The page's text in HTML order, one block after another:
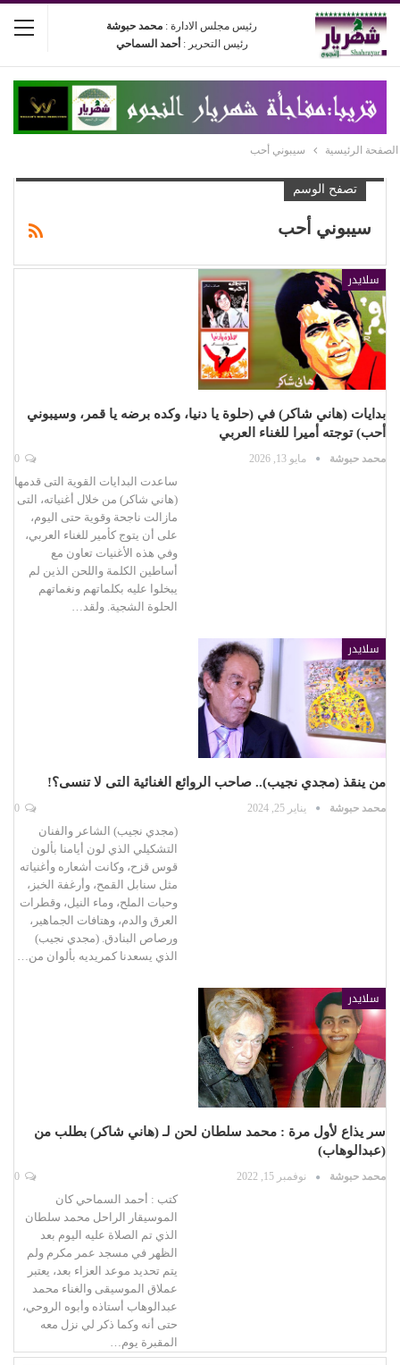
رئيس مجلس الادارة : محمد حبوشة
رئيس التحرير : أحمد السماحي
الصفحة الرئيسية سيبوني أحب
تصفح الوسم
سيبوني أحب
سلايدر
بدايات (هاني شاكر) في (حلوة يا دنيا، وكده برضه يا قمر، وسيبوني
أحب) توجته أميرا للغناء العربي
محمد حبوشة مايو 13, 2026
ساعدت البدايات القوية التى قدمها
(هاني شاكر) من خلال أغنياته، التى
مازالت ناجحة وقوية حتى اليوم،
على أن يتوج كأمير للغناء العربي،
وفي هذه الأغنيات تعاون مع
أساطين الكلمة واللحن الذين لم
يبخلوا عليه بكلماتهم ونغماتهم
الحلوة الشجية. ولقد…
سلايدر
من ينقذ (مجدي نجيب).. صاحب الروائع الغنائية التى لا تنسى؟!
محمد حبوشة يناير 25, 2024
(مجدي نجيب) الشاعر والفنان
التشكيلي الذي لون أيامنا بألون
قوس قزح، وكانت أشعاره وأغنياته
مثل سنابل القمح، وأرغفة الخبز،
وحبات الملح، وماء النيل، وقطرات
العرق والدم، وهتافات الجماهير،
ورصاص البنادق. (مجدي نجيب)
الذي يسعدنا كمريديه بألوان من…
سلايدر
سر يذاع لأول مرة : محمد سلطان لحن لـ (هاني شاكر) بطلب من
(عبدالوهاب)
محمد حبوشة نوفمبر 15, 2022
كتب : أحمد السماحي كان
الموسيقار الراحل محمد سلطان
الذي تم الصلاة عليه اليوم بعد
الظهر في مسجد عمر مكرم ولم
يتم تحديد موعد العزاء بعد، يعتبر
عملاق الموسيقى والغناء محمد
عبدالوهاب أستاذه وأبوه الروحي،
حتى أنه وكما ذكر لي نزل معه
المقبرة يوم…